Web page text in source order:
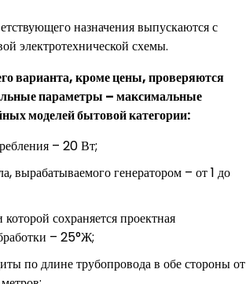
назначения выпускаются с
электротехнической схемы.
варианта, кроме цены, проверяются
параметры – максимальные
моделей бытовой категории:
– 20 Вт;
вырабатываемого генератором – от 1 до
которой сохраняется проектная
– 25°Ж;
по длине трубопровода в обе стороны от